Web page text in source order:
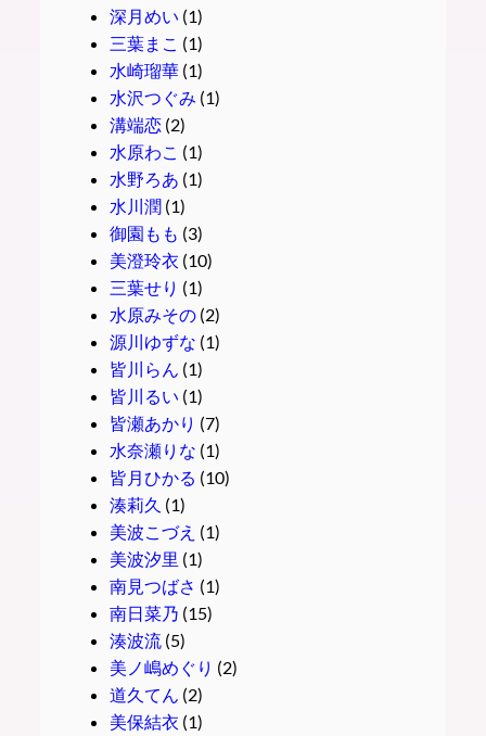
深月めい (1)
三葉まこ (1)
水崎瑠華(1)
水沢つぐみ (1)
溝端恋(2)
水原わこ (1)
水野ろあ (1)
水川潤(1)
御園もも (3)
美澄玲衣 (10)
三葉せり (1)
水原みその(2)
源川ゆずな (1)
皆川らん (1)
皆川るい (1)
皆瀬あかり (7)
水奈瀬りな (1)
皆月ひかる (10)
湊莉久 (1)
美波こづえ (1)
美波汐里 (1)
南見つばさ (1)
南日菜乃 (15)
湊波流 (5)
美ノ嶋めぐり (2)
道久てん (2)
美保結衣 (1)